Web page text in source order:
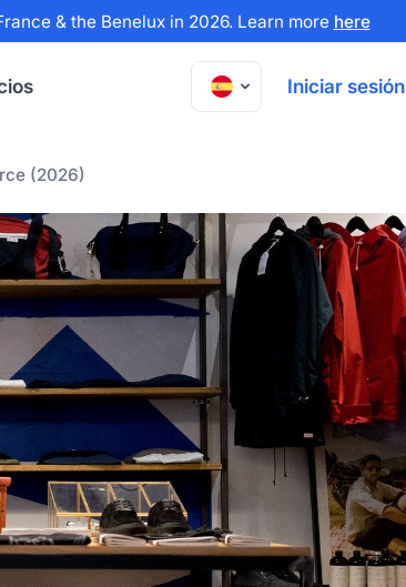
& the Benelux in 2026. Learn more here
Iniciar sesión
(2026)